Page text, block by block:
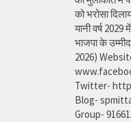
को भरोसा
यानी वर्ष
भाजपा के
2026)
Twitter-
Blog-
Group-